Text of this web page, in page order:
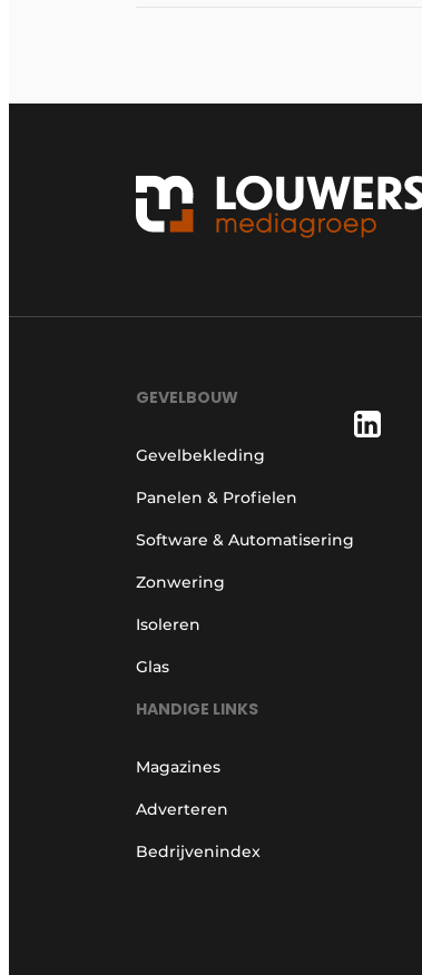
GEVELBOUW
Gevelbekleding
Panelen & Profielen
Software & Automatisering
Zonwering
Isoleren
Glas
HANDIGE LINKS
Magazines
Adverteren
Bedrijvenindex